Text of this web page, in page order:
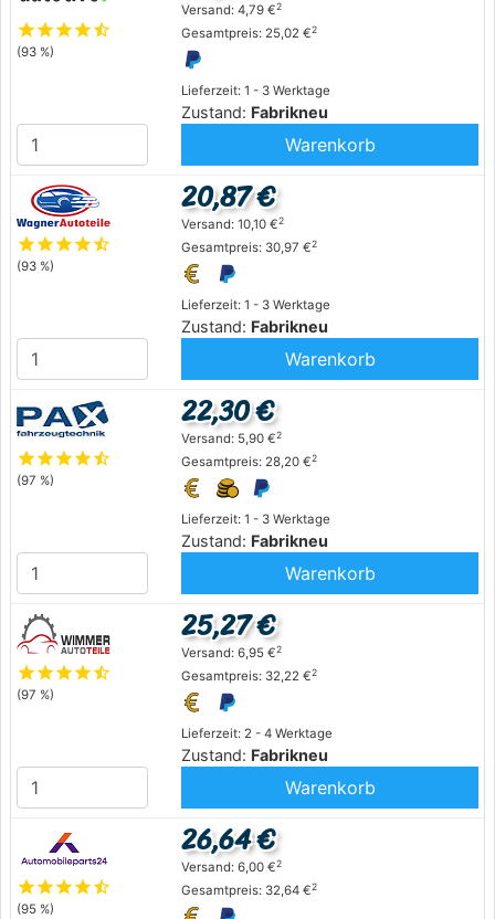
starstarstarstarstar_half
(93 %)
Lieferzeit: 1 - 3 Werktage
Zustand: Fabrikneu
Versand: 4,79 €2
Gesamtpreis: 25,02 €2
Warenkorb
starstarstarstarstar_half
(93 %)
Lieferzeit: 1 - 3 Werktage
Zustand: Fabrikneu
20,87 €
Versand: 10,10 €2
Gesamtpreis: 30,97 €2
Warenkorb
starstarstarstarstar_half
(97 %)
Lieferzeit: 1 - 3 Werktage
Zustand: Fabrikneu
22,30 €
Versand: 5,90 €2
Gesamtpreis: 28,20 €2
Warenkorb
starstarstarstarstar_half
(97 %)
Lieferzeit: 2 - 4 Werktage
Zustand: Fabrikneu
25,27 €
Versand: 6,95 €2
Gesamtpreis: 32,22 €2
Warenkorb
starstarstarstarstar_half
(95 %)
26,64 €
Versand: 6,00 €2
Gesamtpreis: 32,64 €2